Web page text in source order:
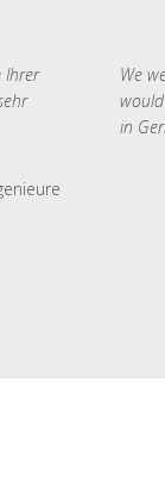
Ihrer
We
in